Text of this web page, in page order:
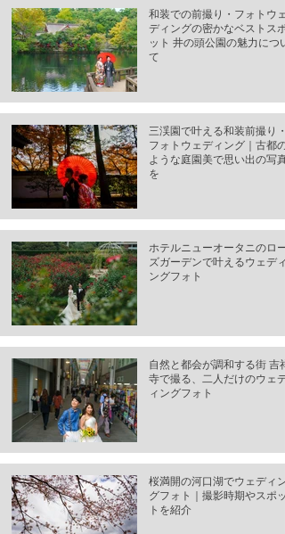
和装での前撮り・フォトウェ
ディングの密かなベストスポ
ット 井の頭公園の魅力につい
て
三渓園で叶える和装前撮り・
フォトウェディング｜古都の
ような庭園美で思い出の写真
を
ホテルニューオータニのロー
ズガーデンで叶えるウェディ
ングフォト
自然と都会が調和する街 吉祥
寺で撮る、二人だけのウェデ
ィングフォト
桜満開の河口湖でウェディン
グフォト｜撮影時期やスポッ
トを紹介